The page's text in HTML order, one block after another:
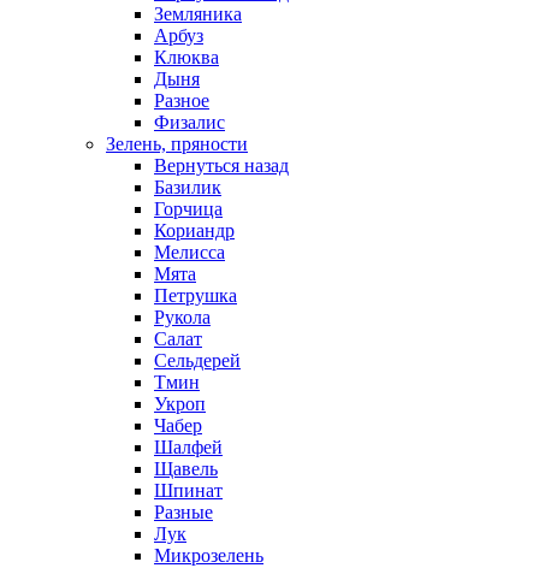
Земляника
Арбуз
Клюква
Дыня
Разное
Физалис
Зелень, пряности
Вернуться назад
Базилик
Горчица
Кориандр
Мелисса
Мята
Петрушка
Рукола
Салат
Сельдерей
Тмин
Укроп
Чабер
Шалфей
Щавель
Шпинат
Разные
Лук
Микрозелень